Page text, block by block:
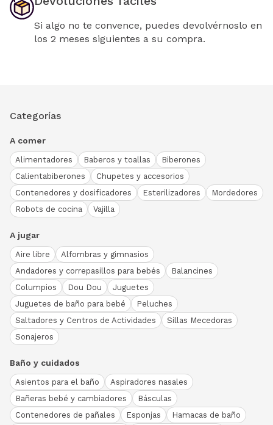
Si algo no te convence, puedes devolvérnoslo en
los 2 meses siguientes a su compra.
Categorías
A comer
Alimentadores Baberos y toallas
Biberones
Calientabiberones
Chupetes y accesorios
Contenedores y dosificadores
Esterilizadores
Mordedores
Robots de cocina
Vajilla
A jugar
Aire libre
Alfombras y gimnasios
Andadores y correpasillos para bebés
Balancines
Columpios
Dou Dou
Juguetes
Juguetes de baño para bebé
Peluches
Saltadores y Centros de Actividades
Sillas Mecedoras
Sonajeros
Baño y cuidados
Asientos para el baño
Aspiradores nasales
Bañeras bebé y cambiadores
Básculas
Contenedores de pañales
Esponjas
Hamacas de baño